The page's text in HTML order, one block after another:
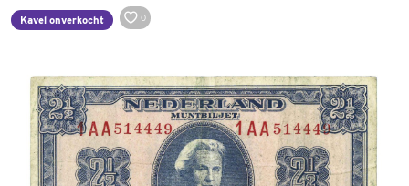
Kavel onverkocht 0